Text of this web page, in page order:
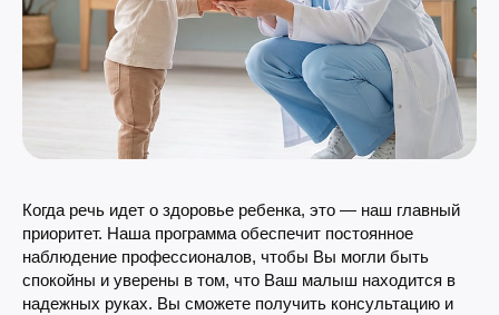
Когда речь идет о здоровье ребенка, это — наш главный
приоритет. Наша программа обеспечит постоянное
наблюдение профессионалов, чтобы Вы могли быть
спокойны и уверены в том, что Ваш малыш находится в
надежных руках. Вы сможете получить консультацию и